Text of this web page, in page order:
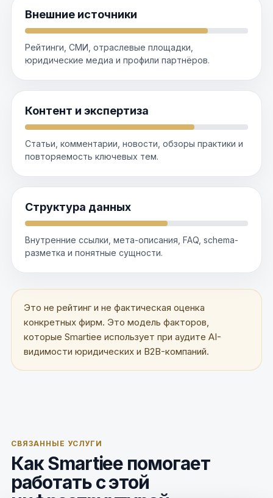
Внешние источники
Рейтинги, СМИ, отраслевые площадки,
юридические медиа и профили партнёров.
Контент и экспертиза
Статьи, комментарии, новости, обзоры практики и
повторяемость ключевых тем.
Структура данных
Внутренние ссылки, мета-описания, FAQ, schema-
разметка и понятные сущности.
Это не рейтинг и не фактическая оценка
конкретных фирм. Это модель факторов,
которые Smartiee использует при аудите AI-
видимости юридических и B2B-компаний.
СВЯЗАННЫЕ УСЛУГИ
Как Smartiee помогает
работать с этой